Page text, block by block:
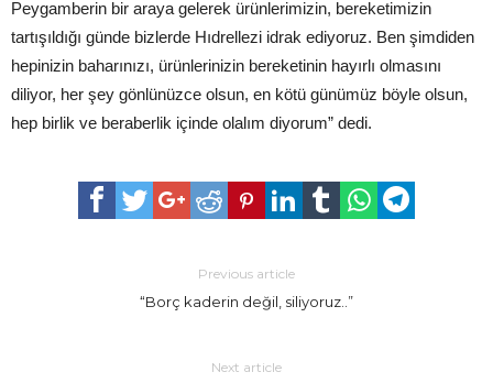
Peygamberin bir araya gelerek ürünlerimizin, bereketimizin
tartışıldığı günde bizlerde Hıdrellezi idrak ediyoruz. Ben şimdiden
hepinizin baharınızı, ürünlerinizin bereketinin hayırlı olmasını
diliyor, her şey gönlünüzce olsun, en kötü günümüz böyle olsun,
hep birlik ve beraberlik içinde olalım diyorum” dedi.
Previous article
“Borç kaderin değil, siliyoruz..”
Next article